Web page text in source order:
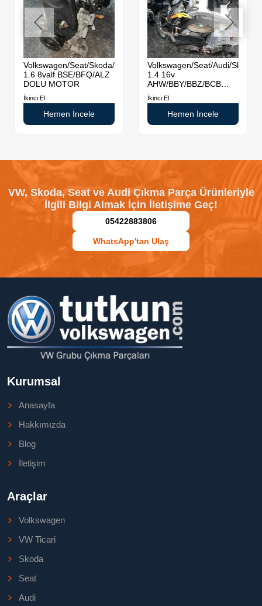
Volkswagen/Seat/Skoda/Audi
1.6 8valf BSE/BFQ/ALZ
DOLU MOTOR
İkinci El
Hemen İncele
Volkswagen/Seat/Audi/Skoda
1.4 16v
AHW/BBY/BBZ/BCB
DOLU MOTOR
İkinci El
Hemen İncele
VW, Skoda, Seat ve Audi Çıkma Parça Ürünleriyle
İlgili Bilgi Almak İçin İletişime Geç!
05422883806
WhatsApp'tan Ulaş
Kurumsal
Anasayfa
Hakkımızda
Blog
İletişim
Araçlar
Volkswagen
VW Ticari
Skoda
Seat
Audi